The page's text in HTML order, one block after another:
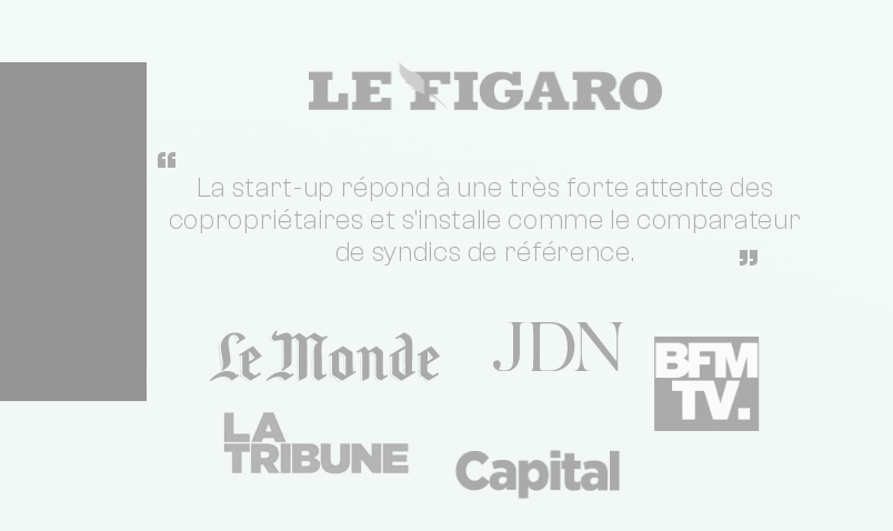
“
La start-up répond à une très forte attente des
copropriétaires et s'installe comme le comparateur
de syndics de référence.
”